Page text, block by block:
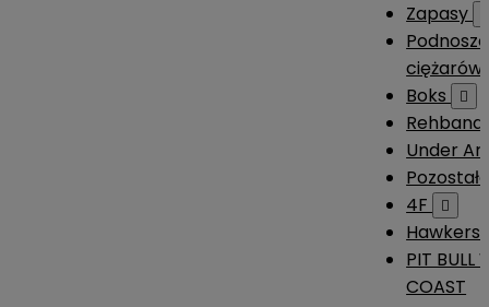
Zapasy
ciężarów
Boks

Rehband
Under
4F

Hawkers
PIT BULL
COAST